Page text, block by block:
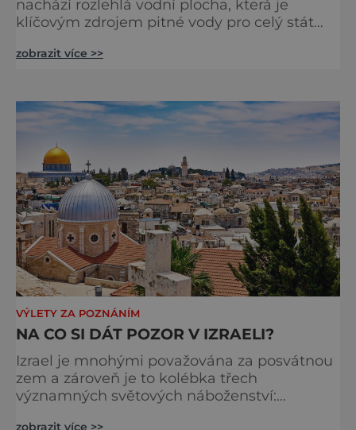
nachází rozlehlá vodní plocha, která je
klíčovým zdrojem pitné vody pro celý stát
váže také několik biblických příběhů a
nejrůznější poklady z dávných dob.
V poslední době se však v souvislosti s tímto
jezerem hovoří ještě
zobrazit více >>
VÝLETY ZA POZNÁNÍM
NA CO SI DÁT POZOR V IZRAELI?
Izrael je mnohými považována za posvátnou
zem a zároveň je to kolébka třech
významných světových náboženství:
zobrazit více >>